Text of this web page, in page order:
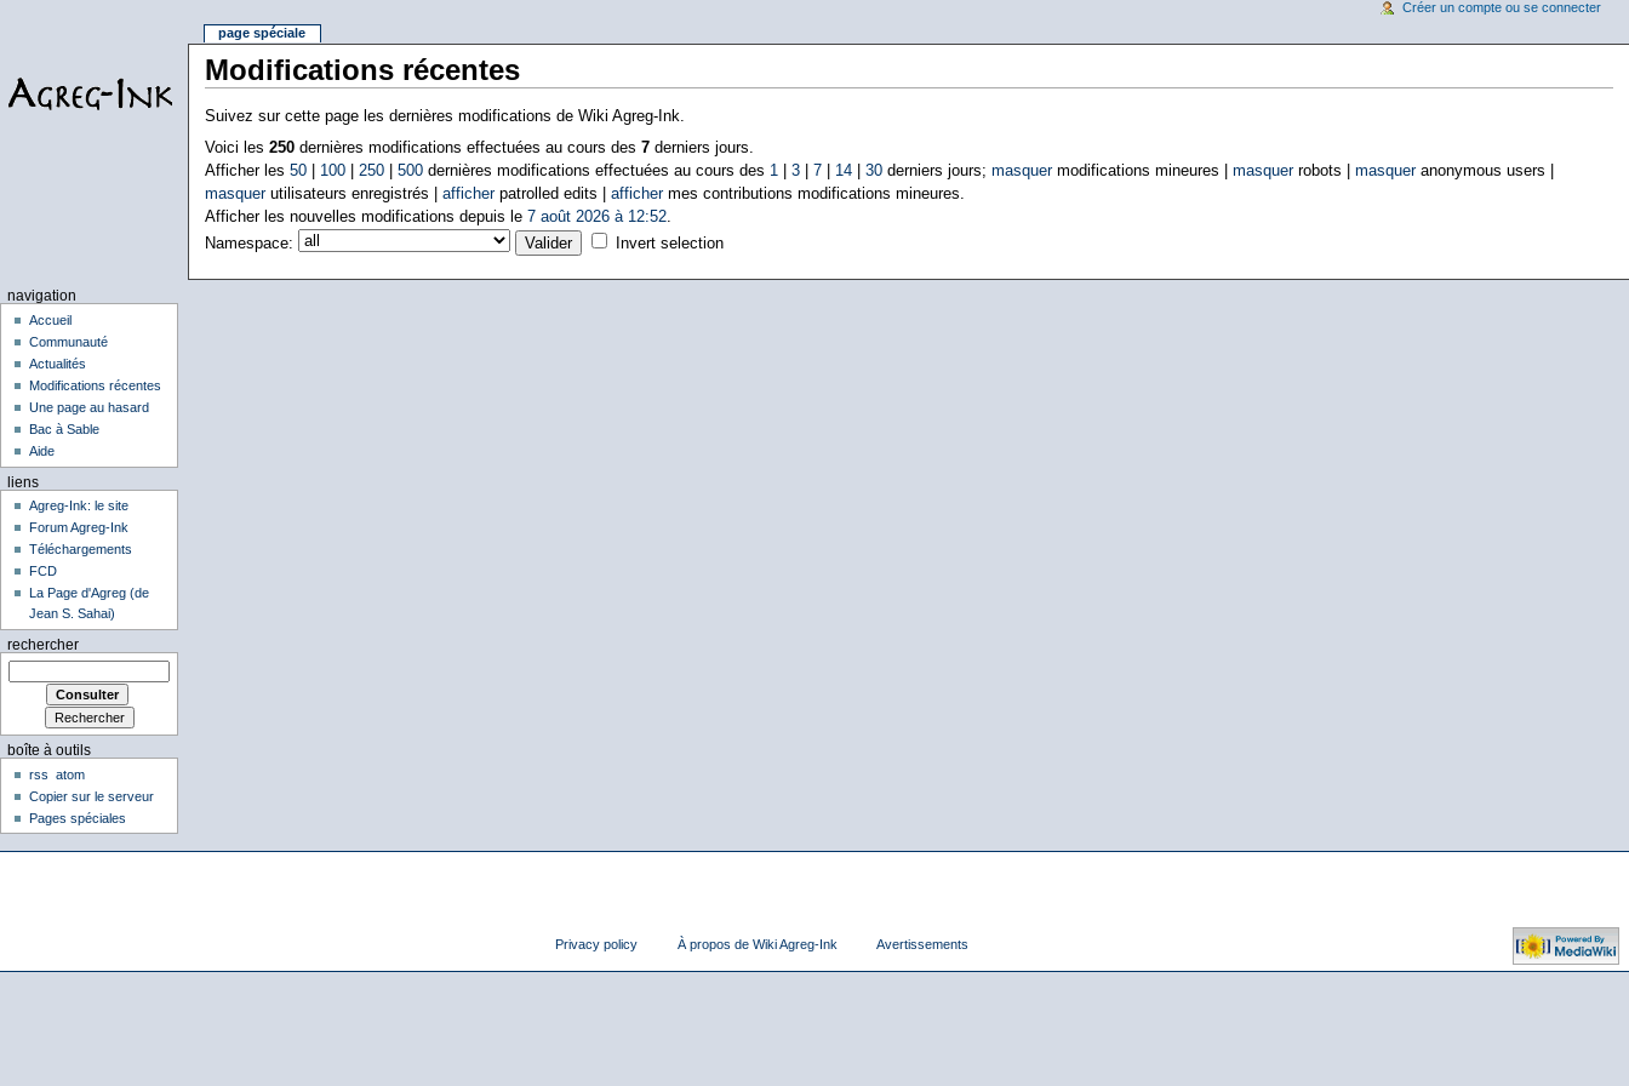
Modifications récentes
Suivez sur cette page les dernières modifications de Wiki Agreg-Ink.
Voici les 250dernières modifications effectuées au cours des 7derniers jours.
Afficher les 50| 100| 250| 500dernières modifications effectuées au cours des 1 3| 7| 14| 30derniers jours; masquermodifications mineures | masquerrobots | masqueranonymous users |
masquerutilisateurs enregistrés | afficherpatrolled edits | affichermes contributions modifications mineures.
Afficher les nouvelles modifications depuis le 7 août 2026 à 12:52.
Namespace:
Invert selection
page spéciale
Créer un compte ou se connecter
navigation
Accueil
Communauté
Actualités
Modifications récentes
Une page au hasard
Bac à Sable
Aide
liens
Agreg-Ink: le site
Forum Agreg-Ink
Téléchargements
FCD
La Page d'Agreg (de
Jean S. Sahai)
rechercher
boîte à outils
rss
atom
Copier sur le serveur
Pages spéciales
Privacy policy À propos de Wiki Agreg-Ink Avertissements